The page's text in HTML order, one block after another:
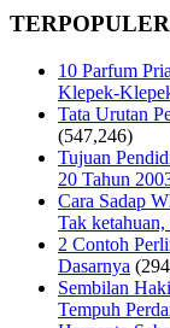
TERPOPULER
10 Parfum
Klepek-
Tata Urutan
(547,246)
Tujuan
20 Tahun
Cara Sadap
Tak
2 Contoh
Dasarnya
Sembilan
Tempuh